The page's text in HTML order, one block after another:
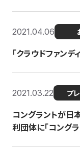
2021.04.06
「クラウドファン
2021.03.22 プ
コングラントが日
利団体に「コング